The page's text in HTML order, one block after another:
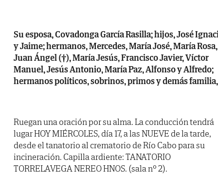
Su esposa, Covadonga García Rasilla; hijos, José
y Jaime; hermanos, Mercedes, María José, María Rosa,
Juan Ángel (†), María Jesús, Francisco Javier, Víctor
Manuel, Jesús Antonio, María Paz, Alfonso y Alfredo;
hermanos políticos, sobrinos, primos y demás familia,
Ruegan una oración por su alma. La conducción tendrá
lugar HOY MIÉRCOLES, día 17, a las NUEVE de la tarde,
desde el tanatorio al crematorio de Río Cabo para su
incineración. Capilla ardiente: TANATORIO
TORRELAVEGA NEREO HNOS. (sala nº 2).